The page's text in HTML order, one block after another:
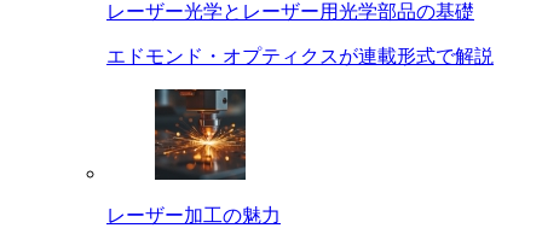
レーザー光学とレーザー用光学部品の基礎
エドモンド・オプティクスが連載形式で解説
レーザー加工の魅力